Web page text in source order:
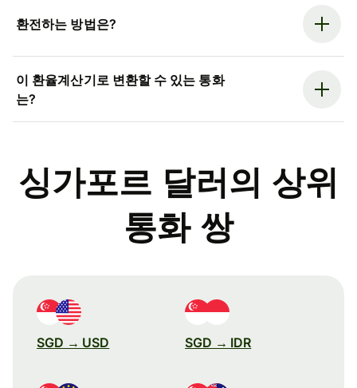
환전하는 방법은?
이 환율계산기로 변환할 수 있는 통화
는?
싱가포르 달러의 상위
통화 쌍
SGD → USD SGD → IDR